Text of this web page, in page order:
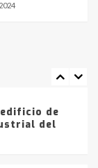
en la
de
del